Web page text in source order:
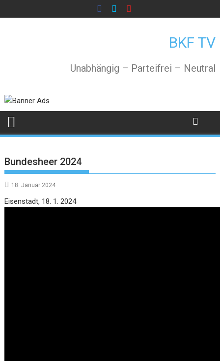
to
BKF TV
Unabhängig – Parteifrei – Neutral
Bundesheer 2024
18. Januar 2024
Eisenstadt, 18. 1. 2024Video